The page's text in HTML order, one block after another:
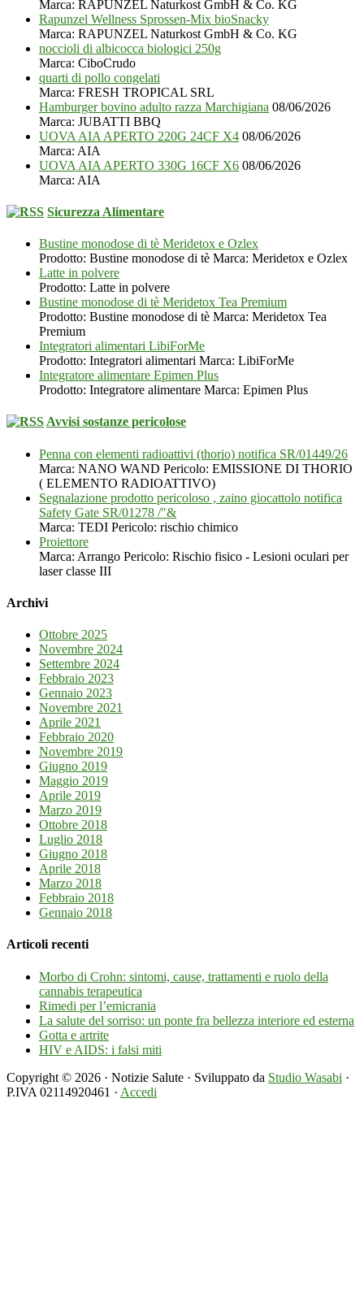
Marca: RAPUNZEL Naturkost GmbH & Co. KG
Rapunzel Wellness Sprossen-Mix bioSnacky
Marca: RAPUNZEL Naturkost GmbH & Co. KG
noccioli di albicocca biologici 250g
Marca: CiboCrudo
quarti di pollo congelati
Marca: FRESH TROPICAL SRL
Hamburger bovino adulto razza Marchigiana 08/06/2026
Marca: JUBATTI BBQ
UOVA AIA APERTO 220G 24CF X4 08/06/2026
Marca: AIA
UOVA AIA APERTO 330G 16CF X6 08/06/2026
Marca: AIA
Sicurezza Alimentare
Bustine monodose di tè Meridetox e Ozlex
Prodotto: Bustine monodose di tè Marca: Meridetox e Ozlex
Latte in polvere
Prodotto: Latte in polvere
Bustine monodose di tè Meridetox Tea Premium
Prodotto: Bustine monodose di tè Marca: Meridetox Tea
Premium
Integratori alimentari LibiForMe
Prodotto: Integratori alimentari Marca: LibiForMe
Integratore alimentare Epimen Plus
Prodotto: Integratore alimentare Marca: Epimen Plus
Avvisi sostanze pericolose
Penna con elementi radioattivi (thorio) notifica SR/01449/26
Marca: NANO WAND Pericolo: EMISSIONE DI THORIO
( ELEMENTO RADIOATTIVO)
Segnalazione prodotto pericoloso , zaino giocattolo notifica
Safety Gate SR/01278 /"&
Marca: TEDI Pericolo: rischio chimico
Proiettore
Marca: Arrango Pericolo: Rischio fisico - Lesioni oculari per
laser classe III
Archivi
Ottobre 2025
Novembre 2024
Settembre 2024
Febbraio 2023
Gennaio 2023
Novembre 2021
Aprile 2021
Febbraio 2020
Novembre 2019
Giugno 2019
Maggio 2019
Aprile 2019
Marzo 2019
Ottobre 2018
Luglio 2018
Giugno 2018
Aprile 2018
Marzo 2018
Febbraio 2018
Gennaio 2018
Articoli recenti
Morbo di Crohn: sintomi, cause, trattamenti e ruolo della
cannabis terapeutica
Rimedi per l’emicrania
La salute del sorriso: un ponte fra bellezza interiore ed esterna
Gotta e artrite
HIV e AIDS: i falsi miti
Copyright © 2026 · Notizie Salute · Sviluppato da Studio Wasabi ·
P.IVA 02114920461 · Accedi